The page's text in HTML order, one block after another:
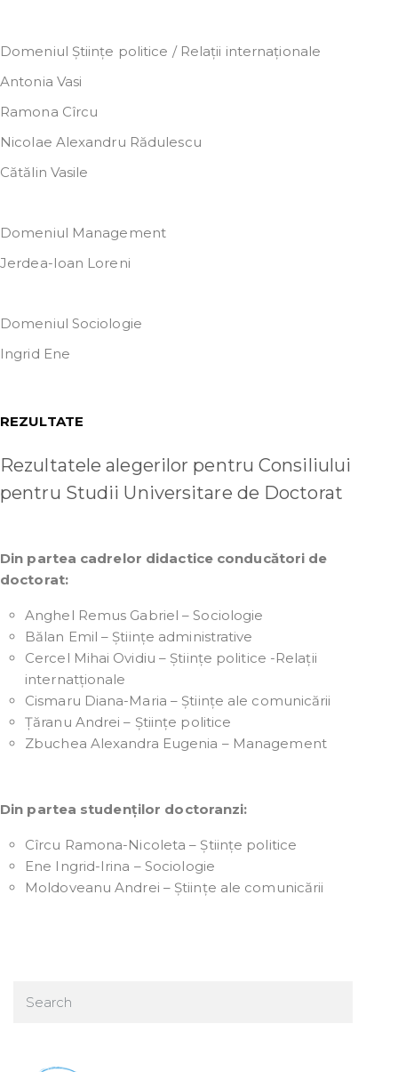
Domeniul Științe politice / Relații internaționale
Antonia Vasi
Ramona Cîrcu
Nicolae Alexandru Rădulescu
Cătălin Vasile
Domeniul Management
Jerdea-Ioan Loreni
Domeniul Sociologie
Ingrid Ene
REZULTATE
Rezultatele alegerilor pentru Consiliului
pentru Studii Universitare de Doctorat
Din partea cadrelor didactice conducători de
doctorat:
Anghel Remus Gabriel – Sociologie
Bălan Emil – Științe administrative
Cercel Mihai Ovidiu – Științe politice -Relații
internatționale
Cismaru Diana-Maria – Științe ale comunicării
Țăranu Andrei – Științe politice
Zbuchea Alexandra Eugenia – Management
Din partea studenților doctoranzi:
Cîrcu Ramona-Nicoleta – Științe politice
Ene Ingrid-Irina – Sociologie
Moldoveanu Andrei – Științe ale comunicării